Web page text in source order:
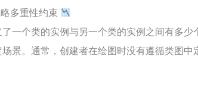
多重性约束
一个类的实例与另一个类的实例之间有多
景。通常，创建者在绘图时没有遵循类图中